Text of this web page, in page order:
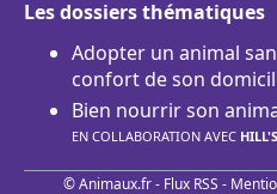
Les dossiers thématiques
Adopter un animal
confort de son
Bien nourrir son
EN COLLABORATION AVEC HILL'S
© Animaux.fr - Flux RSS -